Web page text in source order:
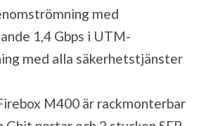
med
1,4 Gbps i UTM-
med alla säkerhetstjänster
M400 är rackmonterbar